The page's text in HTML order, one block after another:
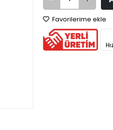
Favorilerime ekle